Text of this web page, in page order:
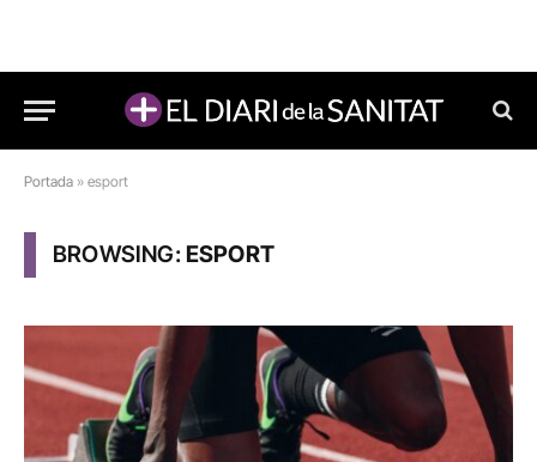
Portada » esport
BROWSING:ESPORT